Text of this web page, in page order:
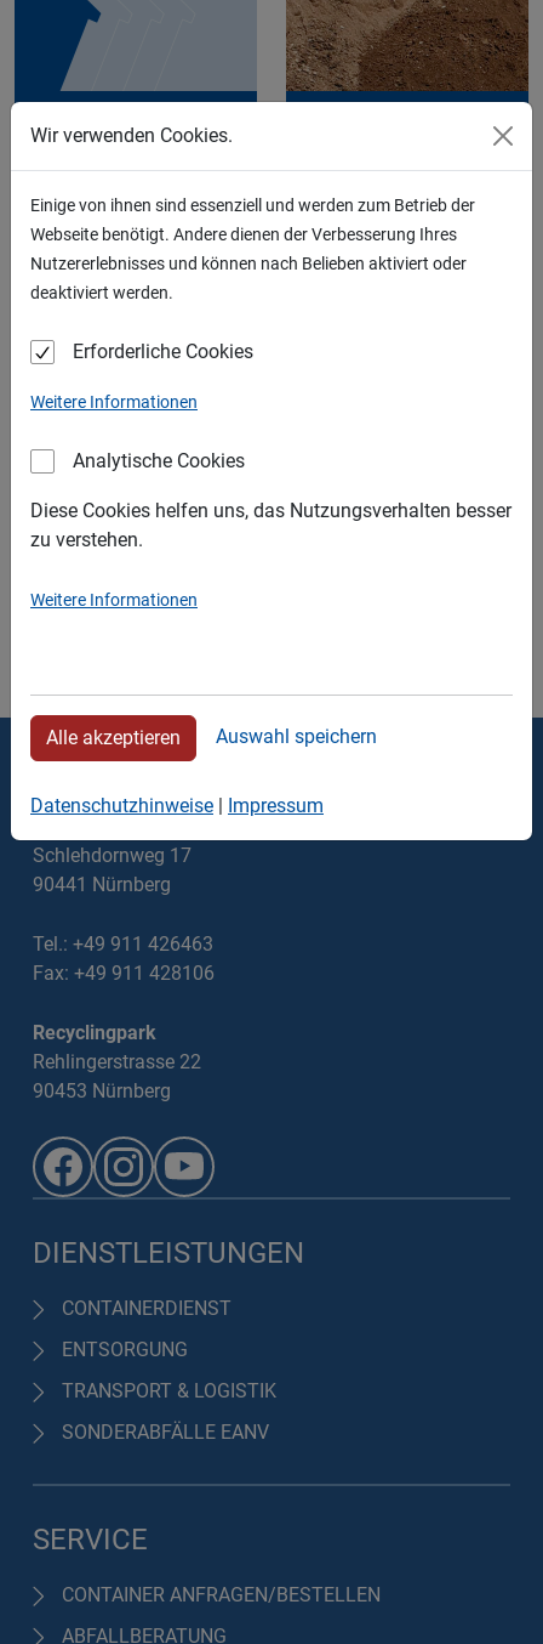
Thomas Walter Containerdienst
Schlehdornweg 17
90441 Nürnberg
Tel.: +49 911 426463
Fax: +49 911 428106
Recyclingpark
Rehlingerstrasse 22
90453 Nürnberg
DIENSTLEISTUNGEN
CONTAINERDIENST
ENTSORGUNG
TRANSPORT & LOGISTIK
SONDERABFÄLLE EANV
SERVICE
CONTAINER ANFRAGEN/BESTELLEN
ABFALLBERATUNG
Wir verwenden Cookies.
Einige von ihnen sind essenziell und werden zum Betrieb der
Webseite benötigt. Andere dienen der Verbesserung Ihres
Nutzererlebnisses und können nach Belieben aktiviert oder
deaktiviert werden.
Erforderliche Cookies
Weitere Informationen
Analytische Cookies
Diese Cookies helfen uns, das Nutzungsverhalten besser
zu verstehen.
Weitere Informationen
Alle akzeptieren Auswahl speichern
Datenschutzhinweise | Impressum